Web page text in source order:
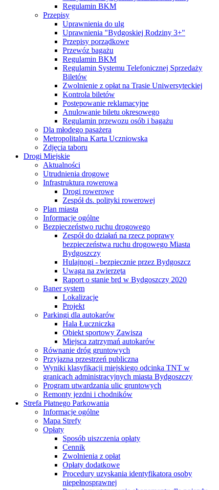
Regulamin BKM
Przepisy
Uprawnienia do ulg
Uprawnienia "Bydgoskiej Rodziny 3+"
Przepisy porządkowe
Przewóz bagażu
Regulamin BKM
Regulamin Systemu Telefonicznej Sprzedaży
Biletów
Zwolnienie z opłat na Trasie Uniwersyteckiej
Kontrola biletów
Postępowanie reklamacyjne
Anulowanie biletu okresowego
Regulamin przewozu osób i bagażu
Dla młodego pasażera
Metropolitalna Karta Uczniowska
Zdjęcia taboru
Drogi Miejskie
Aktualności
Utrudnienia drogowe
Infrastruktura rowerowa
Drogi rowerowe
Zespół ds. polityki rowerowej
Plan miasta
Informacje ogólne
Bezpieczeństwo ruchu drogowego
Zespół do działań na rzecz poprawy
bezpieczeństwa ruchu drogowego Miasta
Bydgoszczy
Hulajnogi - bezpiecznie przez Bydgoszcz
Uwaga na zwierzęta
Raport o stanie brd w Bydgoszczy 2020
Baner system
Lokalizacje
Projekt
Parkingi dla autokarów
Hala Łuczniczka
Obiekt sportowy Zawisza
Miejsca zatrzymań autokarów
Równanie dróg gruntowych
Przyjazna przestrzeń publiczna
Wyniki klasyfikacji miejskiego odcinka TNT w
granicach administracyjnych miasta Bydgoszczy
Program utwardzania ulic gruntowych
Remonty jezdni i chodników
Strefa Płatnego Parkowania
Informacje ogólne
Mapa Strefy
Opłaty
Sposób uiszczenia opłaty
Cennik
Zwolnienia z opłat
Opłaty dodatkowe
Procedury uzyskania identyfikatora osoby
niepełnosprawnej